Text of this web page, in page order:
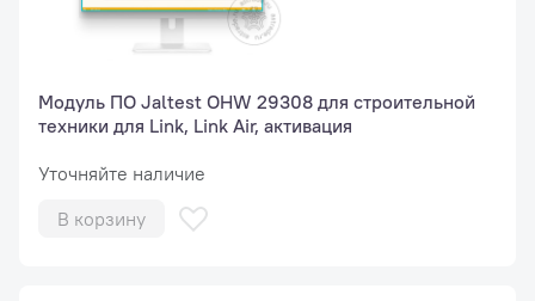
Модуль ПО Jaltest OHW 29308 для строительной
техники для Link, Link Air, активация
Уточняйте наличие
В корзину